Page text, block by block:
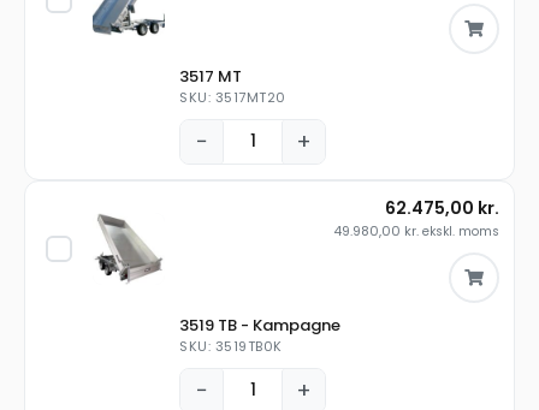
3517 MT
SKU: 3517MT20
− +
3519 TB - Kampagne
SKU: 3519TB0K
− +
62.475,00 kr.
49.980,00 kr. ekskl. moms